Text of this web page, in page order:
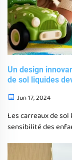
Un design
de sol liquides
Jun 17, 2024
Les carreaux de
sensibilité des
d'observation et de